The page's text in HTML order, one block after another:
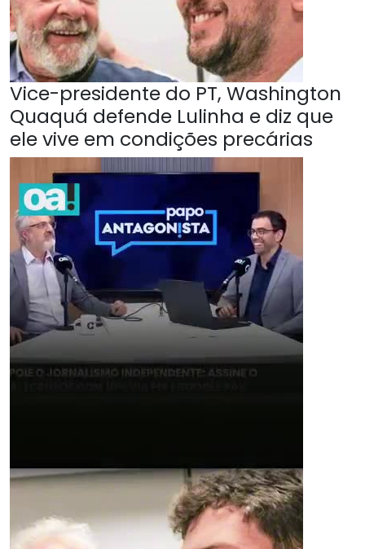
Vice-presidente do PT, Washington
Quaquá defende Lulinha e diz que
ele vive em condições precárias